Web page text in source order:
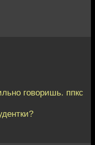
говоришь. ппкс